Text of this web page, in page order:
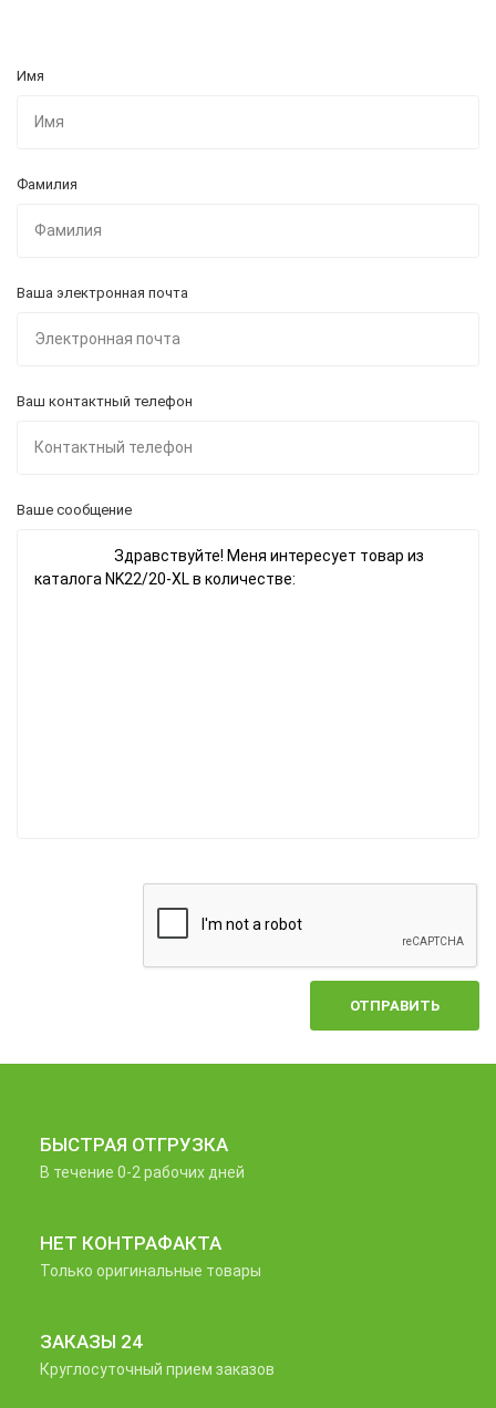
Имя
Фамилия
Ваша электронная почта
Ваш контактный телефон
Ваше сообщение
ОТПРАВИТЬ
БЫСТРАЯ ОТГРУЗКА
В течение 0-2 рабочих дней
НЕТ КОНТРАФАКТА
Только оригинальные товары
ЗАКАЗЫ 24
Круглосуточный прием заказов